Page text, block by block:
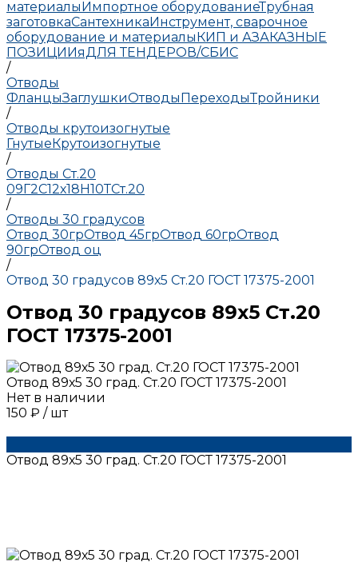
материалыИмпортное оборудованиеТрубная
заготовкаСантехникаИнструмент, сварочное
оборудование и материалыКИП и АЗАКАЗНЫЕ
ПОЗИЦИИяДЛЯ ТЕНДЕРОВ/СБИС
/
Отводы
ФланцыЗаглушкиОтводыПереходыТройники
/
Отводы крутоизогнутые
ГнутыеКрутоизогнутые
/
Отводы Ст.20
09Г2С12х18Н10ТСт.20
/
Отводы 30 градусов
Отвод 30грОтвод 45грОтвод 60грОтвод
90грОтвод оц
/
Отвод 30 градусов 89х5 Ст.20 ГОСТ 17375-2001
Отвод 30 градусов 89х5 Ст.20
ГОСТ 17375-2001
Отвод 89х5 30 град. Ст.20 ГОСТ 17375-2001
Нет в наличии
150 ₽ / шт
Отвод 89х5 30 град. Ст.20 ГОСТ 17375-2001